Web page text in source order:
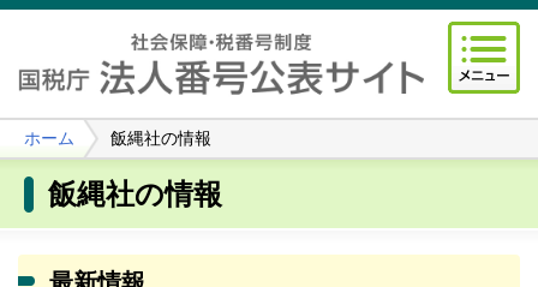
ホーム 飯縄社の情報
飯縄社の情報